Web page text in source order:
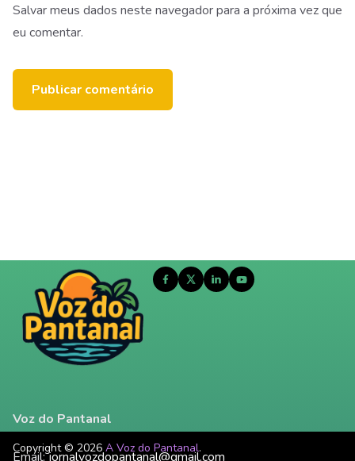
Salvar meus dados neste navegador para a próxima vez que
eu comentar.
Voz do Pantanal
Email:jornalvozdopantanal@gmail.com
Copyright © 2026 A Voz do Pantanal.